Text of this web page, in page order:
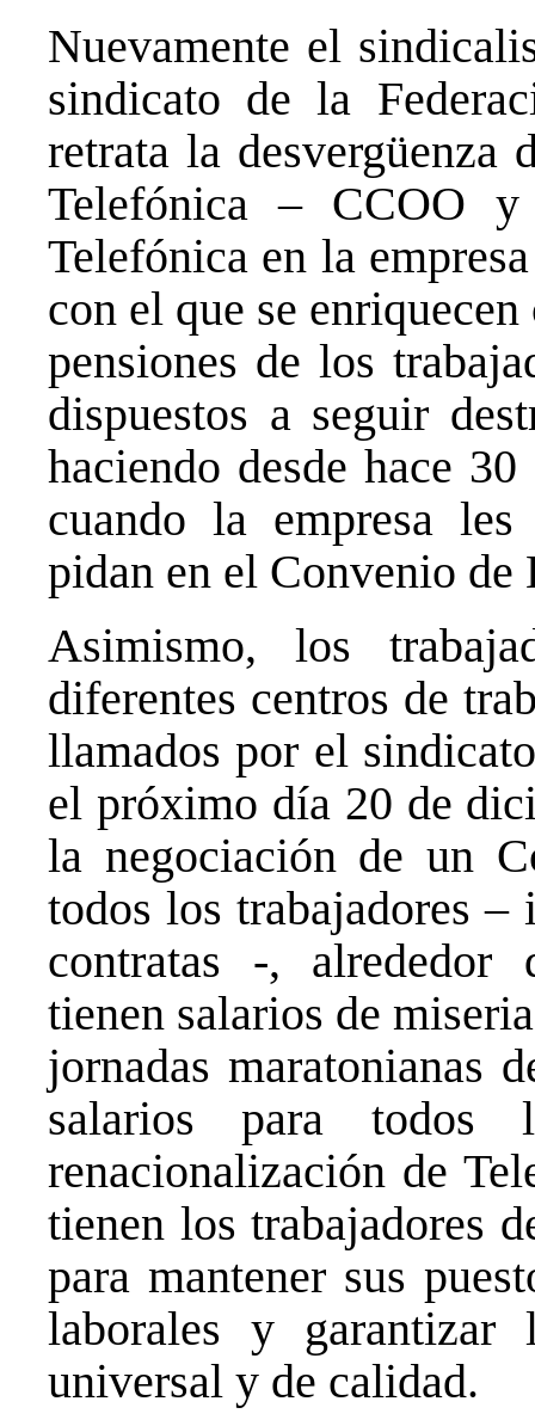
Nuevamente el
sindicato de la
retrata la desvergüenza
Telefónica – CCOO
Telefónica en la
con el que se
pensiones de los
dispuestos a seguir
haciendo desde hace
cuando la empresa
pidan en el Convenio
Asimismo, los
diferentes centros de
llamados por el
el próximo día 20 de
la negociación de un
todos los trabajadores –
contratas -, alrededor
tienen salarios de
jornadas maratonianas
salarios para
renacionalización de
tienen los trabajadores
para mantener sus
laborales y
universal y de calidad.